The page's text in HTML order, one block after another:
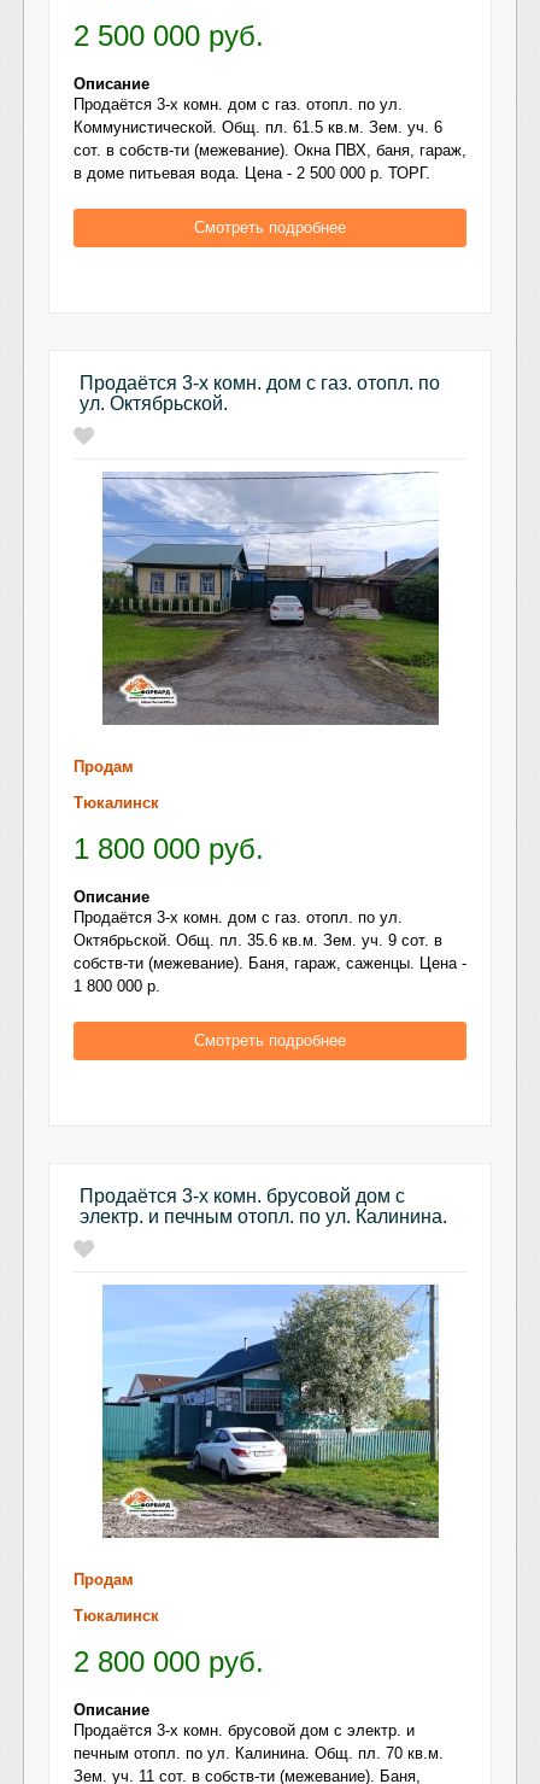
2 500 000 руб.
Описание
Продаётся 3-х комн. дом с газ. отопл. по ул.
Коммунистической. Общ. пл. 61.5 кв.м. Зем. уч. 6
сот. в собств-ти (межевание). Окна ПВХ, баня, гараж,
в доме питьевая вода. Цена - 2 500 000 р. ТОРГ.
Смотреть подробнее
Продаётся 3-х комн. дом с газ. отопл. по
ул. Октябрьской.
Продам
Тюкалинск
1 800 000 руб.
Описание
Продаётся 3-х комн. дом с газ. отопл. по ул.
Октябрьской. Общ. пл. 35.6 кв.м. Зем. уч. 9 сот. в
собств-ти (межевание). Баня, гараж, саженцы. Цена -
1 800 000 р.
Смотреть подробнее
Продаётся 3-х комн. брусовой дом с
электр. и печным отопл. по ул. Калинина.
Продам
Тюкалинск
2 800 000 руб.
Описание
Продаётся 3-х комн. брусовой дом с электр. и
печным отопл. по ул. Калинина. Общ. пл. 70 кв.м.
Зем. уч. 11 сот. в собств-ти (межевание). Баня,